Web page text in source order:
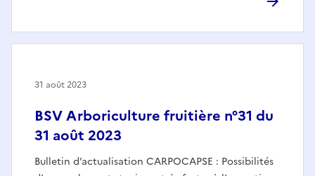
BSV Arboriculture fruitière n°31 du
31 août 2023
Bulletin d’actualisation CARPOCAPSE : Possibilités
31 août 2023